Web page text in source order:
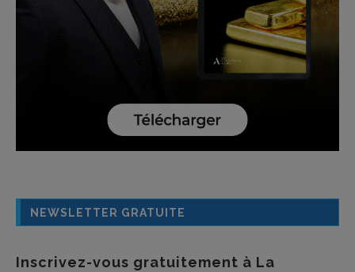
NEWSLETTER GRATUITE
Inscrivez-vous gratuitement à La